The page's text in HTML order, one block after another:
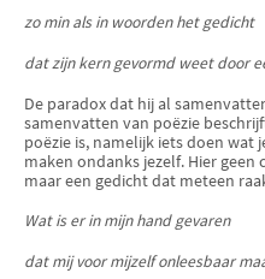
zo min als in woorden het gedicht
dat zijn kern gevormd weet door
De paradox dat hij al
samenvatten van poëzie
poëzie is, namelijk iets doen wat
maken ondanks jezelf. Hier geen
maar een gedicht dat meteen
Wat is er in mijn hand gevaren
dat mij voor mijzelf onleesbaar